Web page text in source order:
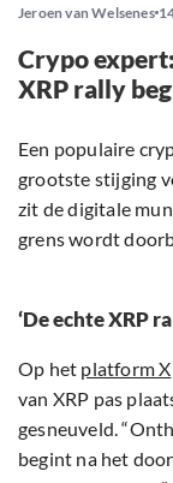
Jeroen van Welsenes
Crypo
XRP rally
Een populaire
grootste stijging
zit de digitale
grens wordt
‘De echte XRP
Op het platform X
van XRP pas
gesneuveld.
begint na het